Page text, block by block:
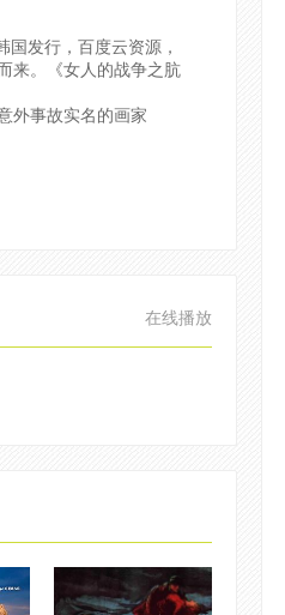
发行，百度云资源，
来。《女人的战争之肮
事故实名的画家
在线播放